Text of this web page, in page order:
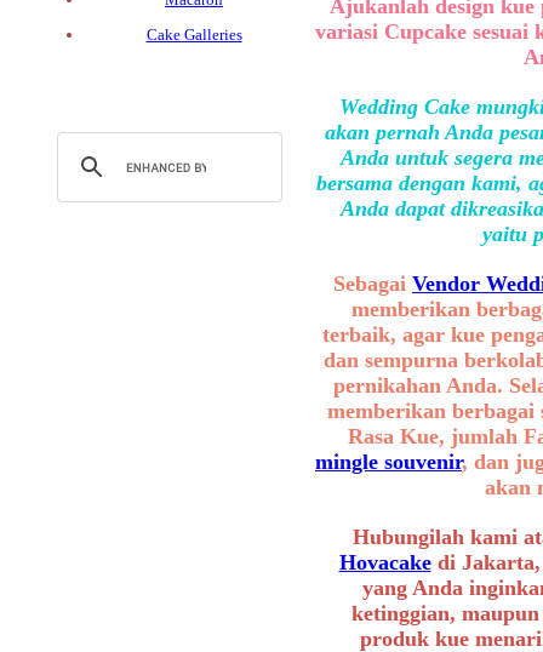
Cake Galleries
Ajukanlah design kue
variasi Cupcake
Wedding Cake
akan pernah Anda
Anda untuk segera
bersama dengan kami,
Anda dapat
yaitu
Sebagai Vendor
memberikan
terbaik, agar kue
dan sempurna
pernikahan Anda.
memberikan
Rasa Kue, jumlah
mingle souvenir, dan
akan
Hubungilah kami
Hovacakedi Jakarta,
yang Anda
ketinggian,
produk kue